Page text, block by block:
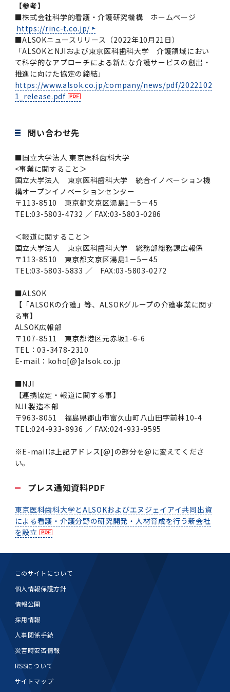
【参考】
■株式会社科学的看護・介護研究機構 ホームページ
https://rinc-t.co.jp/
■ALSOKニュースリリース（2022年10月21日）
「ALSOKとNJIおよび東京医科歯科大学 介護領域におい
て科学的なアプローチによる新たな介護サービスの創出・
推進に向けた協定の締結」
https://www.alsok.co.jp/company/news/pdf/2022102
1_release.pdf
問い合わせ先
■国立大学法人 東京医科歯科大学
<事業に関すること＞
国立大学法人 東京医科歯科大学 統合イノベーション機
構オープンイノベーションセンター
〒113-8510 東京都文京区湯島1－5－45
TEL:03-5803-4732 ／ FAX:03-5803-0286
＜報道に関すること＞
国立大学法人 東京医科歯科大学 総務部総務課広報係
〒113-8510 東京都文京区湯島1－5－45
TEL:03-5803-5833 ／ FAX:03-5803-0272
■ALSOK
【「ALSOKの介護」等、ALSOKグループの介護事業に関す
る事】
ALSOK広報部
〒107-8511 東京都港区元赤坂1-6-6
TEL：03-3478-2310
E-mail：koho[@]alsok.co.jp
■NJI
【連携協定・報道に関する事】
NJI 製造本部
〒963-8051 福島県郡山市富久山町八山田字前林10-4
TEL:024-933-8936 ／ FAX:024-933-9595
※E-mailは上記アドレス[@]の部分を@に変えてくださ
い。
プレス通知資料PDF
東京医科歯科大学とALSOKおよびエヌジェイアイ共同出資
による看護・介護分野の研究開発・人材育成を行う新会社
を設立
このサイトについて
個人情報保護方針
情報公開
採用情報
人事関係手続
災害時安否情報
RSSについて
サイトマップ